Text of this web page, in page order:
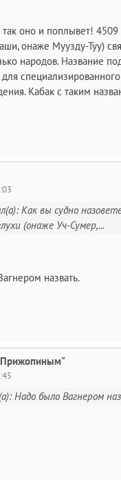
оно и поплывет!
онаже Муузду-Туу)
народов. Название
для
Кабак с таким
Как вы судно
(онаже Уч-Сумер,...
назвать.
Надо было Вагнером